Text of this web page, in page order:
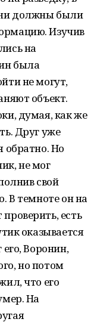
должны были
Изучив
на
была
не могут,
объект.
думая, как же
Друг уже
обратно. Но
не мог
свой
В темноте он на
есть
оказывается
Воронин,
но потом
что его
На